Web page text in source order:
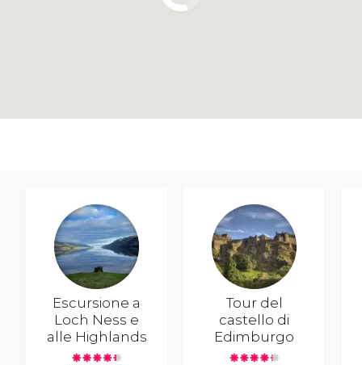
Escursione a
Loch Ness e
alle Highlands
Tour del
castello di
Edimburgo